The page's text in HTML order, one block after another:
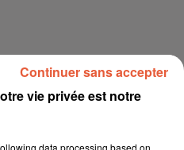
vie privée est notre
data processing based on
Continuer sans accepter